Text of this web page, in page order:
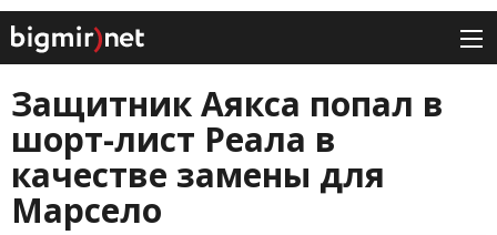
Защитник Аякса попал в
шорт-лист Реала в
качестве замены для
Марсело